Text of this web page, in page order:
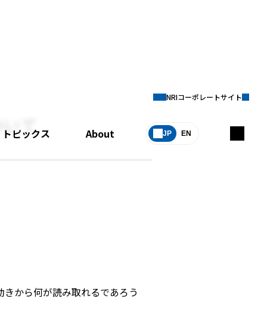
トピックス About JP EN
NRIコーポレートサイト
て
から何が読み取れるであろう